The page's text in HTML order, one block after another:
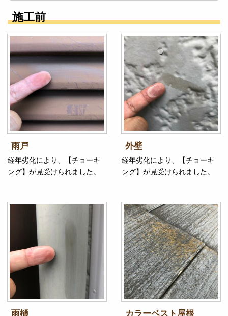
施工前
雨戸
経年劣化により、【チョーキ
ング】が見受けられました。
外壁
経年劣化により、【チョーキ
ング】が見受けられました。
雨樋 カラーベスト屋根